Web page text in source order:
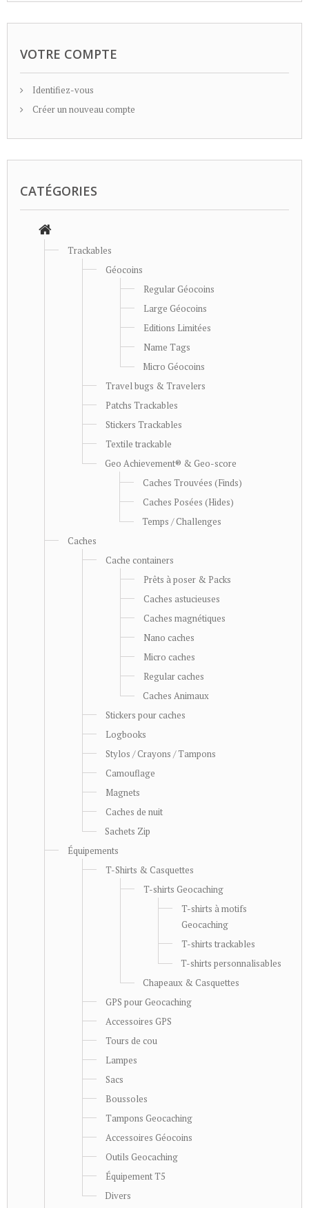
VOTRE COMPTE
Identifiez-vous
Créer un nouveau compte
CATÉGORIES
Trackables
Géocoins
Regular Géocoins
Large Géocoins
Editions Limitées
Name Tags
Micro Géocoins
Travel bugs & Travelers
Patchs Trackables
Stickers Trackables
Textile trackable
Geo Achievement® & Geo-score
Caches Trouvées (Finds)
Caches Posées (Hides)
Temps / Challenges
Caches
Cache containers
Prêts à poser & Packs
Caches astucieuses
Caches magnétiques
Nano caches
Micro caches
Regular caches
Caches Animaux
Stickers pour caches
Logbooks
Stylos / Crayons / Tampons
Camouflage
Magnets
Caches de nuit
Sachets Zip
Équipements
T-Shirts & Casquettes
T-shirts Geocaching
T-shirts à motifs
Geocaching
T-shirts trackables
T-shirts personnalisables
Chapeaux & Casquettes
GPS pour Geocaching
Accessoires GPS
Tours de cou
Lampes
Sacs
Boussoles
Tampons Geocaching
Accessoires Géocoins
Outils Geocaching
Équipement T5
Divers